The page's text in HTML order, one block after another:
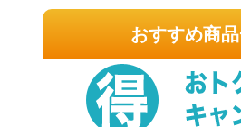
おすすめ商